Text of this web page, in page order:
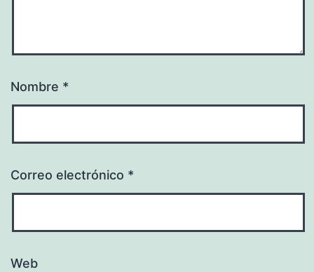
Nombre *
Correo electrónico *
Web